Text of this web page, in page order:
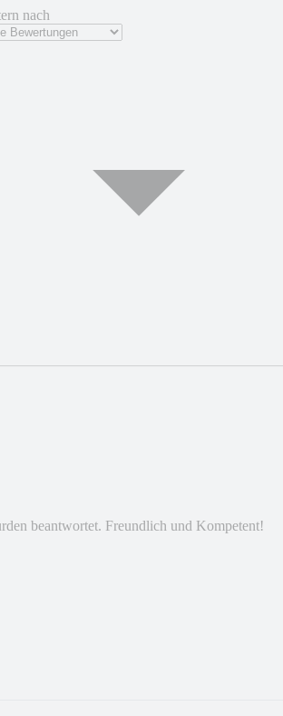
nach
beantwortet. Freundlich und Kompetent!